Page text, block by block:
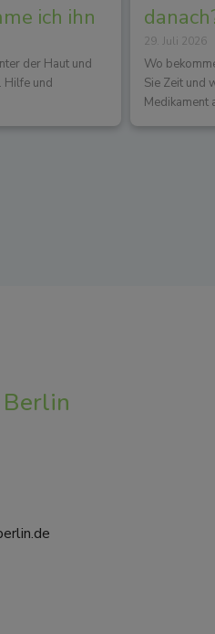
ich ihn
der Haut und
Hilfe und
29. Juli 2026
Wo
Sie Zeit und
Medikament